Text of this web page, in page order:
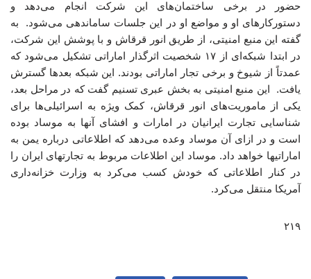
حضور در برخی ساختمان‌های این شرکت انجام می‌دهد و
دستورکارهای او و مواضع او در این جلسات ساماندهی می‌شود. به
گفته این منبع امنیتی، از طریق انور قرقاش و با پوشش این شرکت،
در ابتدا شبکه‌ای از ۱۷ شخصیت اثرگذار اماراتی تشکیل می‌شود که
عمدتاً از شیوخ و برخی تجار اماراتی بودند. این شبکه بعدها گسترش
یافت. این منبع امنیتی به بخش عبری تسنیم گفت که در مراحل بعد،
یکی از ماموریت‌های انور قرقاش، کمک ویژه به اسرائیلی‌ها برای
شناسایی تجارت ایرانیان در امارات و افشای آنها به موساد بوده
است و در ازای آن موساد وعده می‌دهد که اطلاعاتی درباره یمن به
اماراتیها خواهد داد. موساد این اطلاعات مربوط به تجارتهای ایران را
در کنار اطلاعاتی که خودش کسب می‌کرد به وزارت خزانه‌داری
آمریکا منتقل می‌کرد.
۲۱۹